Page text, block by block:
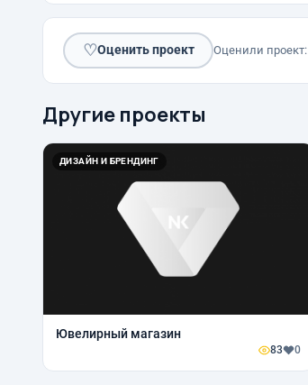
♡Оценить проект Оценили проект:
Другие проекты
ДИЗАЙН И БРЕНДИНГ
Ювелирный магазин
83 0